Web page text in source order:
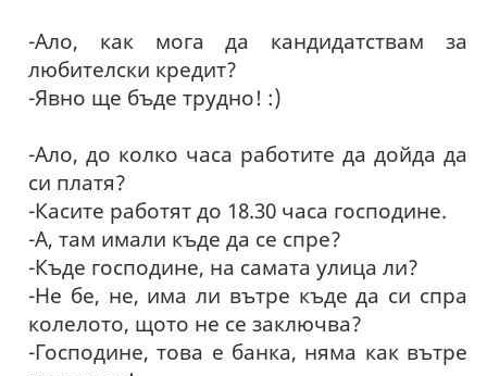
-Ало, как мога да кандидатствам за
любителски кредит?
-Явно ще бъде трудно! :)
-Ало, до колко часа работите да дойда да
си платя?
-Касите работят до 18.30 часа господине.
-А, там имали къде да се спре?
-Къде господине, на самата улица ли?
-Не бе, не, има ли вътре къде да си спра
колелото, щото не се заключва?
-Господине, това е банка, няма как вътре